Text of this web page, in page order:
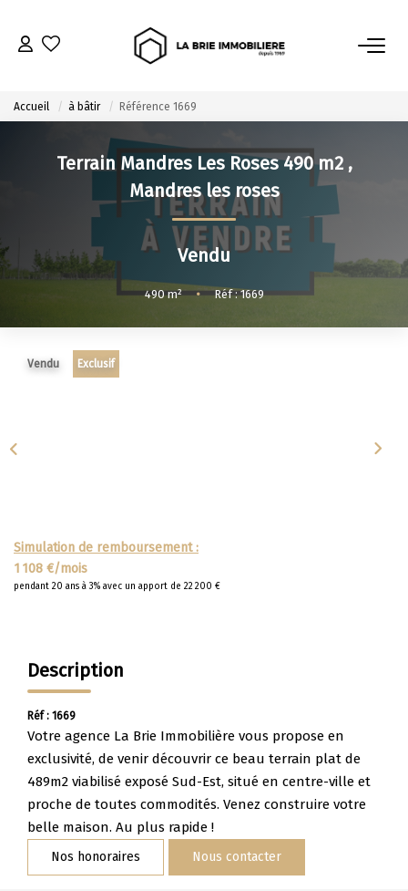
Immobilier Neuf
Notre Guide D’achat
VENDRE
Estimer Mon Bien
Mettre Mon Bien En Location
Notre Équipe
Nos Services
Notre Histoire
Nos Témoignages
Nous Rejoindre
Accueil à bâtir Référence 1669
Terrain Mandres Les Roses 490 m2 ,
Mandres les roses
Vendu
490m² • Réf : 1669
Vendu Exclusif
Simulation de remboursement :
1 108 €/mois
pendant 20 ans à 3% avec un apport de 22 200 €
Description
Réf : 1669
Votre agence La Brie Immobilière vous propose en
exclusivité, de venir découvrir ce beau terrain plat de
489m2 viabilisé exposé Sud-Est, situé en centre-ville et
proche de toutes commodités. Venez construire votre
belle maison. Au plus rapide !
Nos honoraires Nous contacter